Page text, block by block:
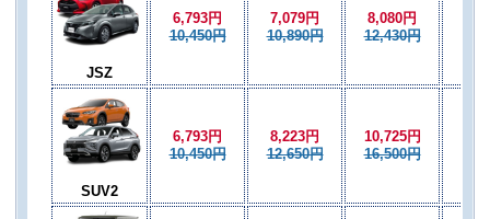
JSZ
6,793円
10,450円
7,079円
10,890円
8,080円
12,430円
SUV2
6,793円
10,450円
8,223円
12,650円
10,725円
16,500円